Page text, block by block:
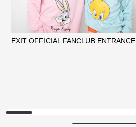
EXIT OFFICIAL FANCLUB ENTRANCE